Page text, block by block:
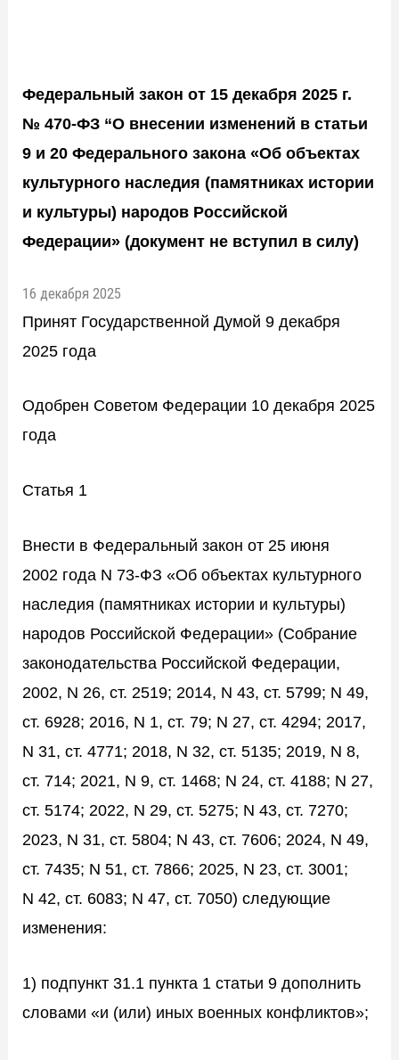
Федеральный закон от 15 декабря 2025 г.
№ 470-ФЗ “О внесении изменений в статьи
9 и 20 Федерального закона «Об объектах
культурного наследия (памятниках истории
и культуры) народов Российской
Федерации» (документ не вступил в силу)
16 декабря 2025
Принят Государственной Думой 9 декабря
2025 года
Одобрен Советом Федерации 10 декабря 2025
года
Статья 1
Внести в Федеральный закон от 25 июня
2002 года N 73-ФЗ «Об объектах культурного
наследия (памятниках истории и культуры)
народов Российской Федерации» (Собрание
законодательства Российской Федерации,
2002, N 26, ст. 2519; 2014, N 43, ст. 5799; N 49,
ст. 6928; 2016, N 1, ст. 79; N 27, ст. 4294; 2017,
N 31, ст. 4771; 2018, N 32, ст. 5135; 2019, N 8,
ст. 714; 2021, N 9, ст. 1468; N 24, ст. 4188; N 27,
ст. 5174; 2022, N 29, ст. 5275; N 43, ст. 7270;
2023, N 31, ст. 5804; N 43, ст. 7606; 2024, N 49,
ст. 7435; N 51, ст. 7866; 2025, N 23, ст. 3001;
N 42, ст. 6083; N 47, ст. 7050) следующие
изменения:
1) подпункт 31.1 пункта 1 статьи 9 дополнить
словами «и (или) иных военных конфликтов»;